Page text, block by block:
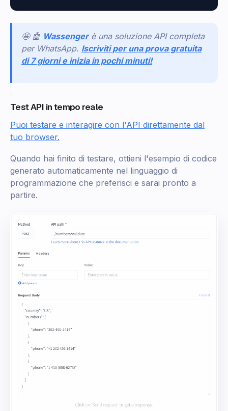
🤩 🤖 Wassenger è una soluzione API completa
per WhatsApp. Iscriviti per una prova gratuita
di 7 giorni e inizia in pochi minuti!
Test API in tempo reale
Puoi testare e interagire con l'API direttamente dal
tuo browser.
Quando hai finito di testare, ottieni l'esempio di codice
generato automaticamente nel linguaggio di
programmazione che preferisci e sarai pronto a
partire.